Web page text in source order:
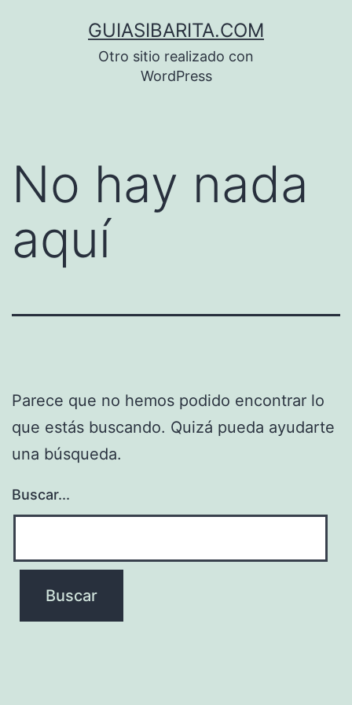
GUIASIBARITA.COM
Otro sitio realizado con
WordPress
No hay nada
aquí
Parece que no hemos podido encontrar lo
que estás buscando. Quizá pueda ayudarte
una búsqueda.
Buscar...